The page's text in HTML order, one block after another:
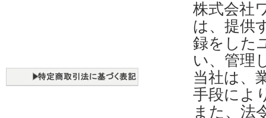
個人情報保護方針
株式会社
は、提供
録をした
い、管理
当社は、
手段によ
また、法